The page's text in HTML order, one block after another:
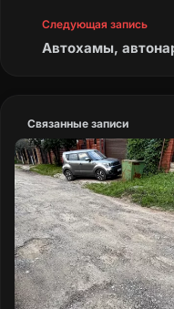
Следующая запись
Автохамы,
Связанные записи